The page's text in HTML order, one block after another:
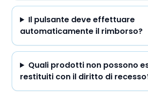
Il pulsante deve effettuare
automaticamente il rimborso?
Quali prodotti non possono
restituiti con il diritto di